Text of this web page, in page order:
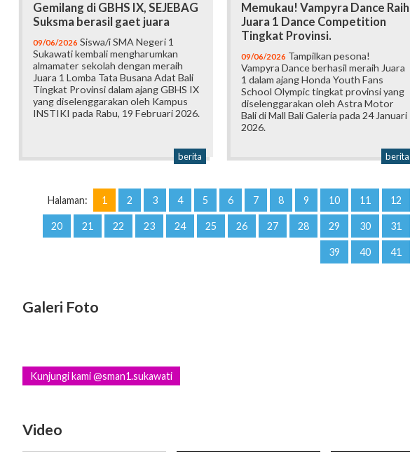
Gemilang di GBHS IX, SEJEBAG
Suksma berasil gaet juara
09/06/2026 Siswa/i SMA Negeri 1
Sukawati kembali mengharumkan
almamater sekolah dengan meraih
Juara 1 Lomba Tata Busana Adat Bali
Tingkat Provinsi dalam ajang GBHS IX
yang diselenggarakan oleh Kampus
INSTIKI pada Rabu, 19 Februari 2026.
berita
Memukau! Vampyra Dance Raih
Juara 1 Dance Competition
Tingkat Provinsi.
09/06/2026 Tampilkan pesona!
Vampyra Dance berhasil meraih Juara
1 dalam ajang Honda Youth Fans
School Olympic tingkat provinsi yang
diselenggarakan oleh Astra Motor
Bali di Mall Bali Galeria pada 24 Januari
2026.
berita
Halaman: 1 2 3 4 5 6 7 8 9 10 11 12
20 21 22 23 24 25 26 27 28 29 30 31
39 40 41
Galeri Foto
Kunjungi kami @sman1.sukawati
Video